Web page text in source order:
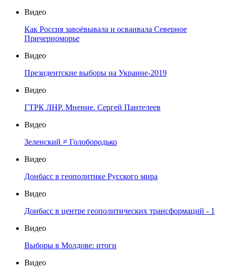
Видео
Как Россия завоёвывала и осваивала Северное
Причерноморье
Видео
Президентские выборы на Украине-2019
Видео
ГТРК ЛНР. Мнение. Сергей Пантелеев
Видео
Зеленский ≠ Голобородько
Видео
Донбасс в геополитике Русского мира
Видео
Донбасс в центре геополитических трансформаций - 1
Видео
Выборы в Молдове: итоги
Видео